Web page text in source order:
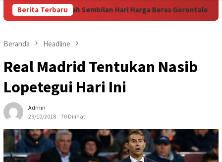
Berita Terbaru
Sudah Sembilan Hari Harga Beras Gorontalo
Beranda Headline
Real Madrid Tentukan Nasib
Lopetegui Hari Ini
Admin
29/10/2018
70 Dilihat